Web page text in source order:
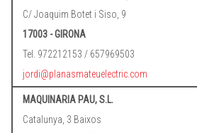
C/ Joaquim Botet i Siso, 9
17003 - GIRONA
Tel. 972212153 / 657969503
jordi@planasmateuelectric.com
MAQUINARIA PAU, S.L.
Catalunya, 3 Baixos